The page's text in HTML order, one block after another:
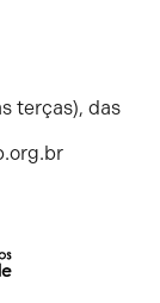
terças), das